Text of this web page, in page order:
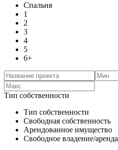
Спальня
1
2
3
4
5
6+
Тип собственности
Тип собственности
Свободная собственность
Арендованное имущество
Свободное владение/аренда